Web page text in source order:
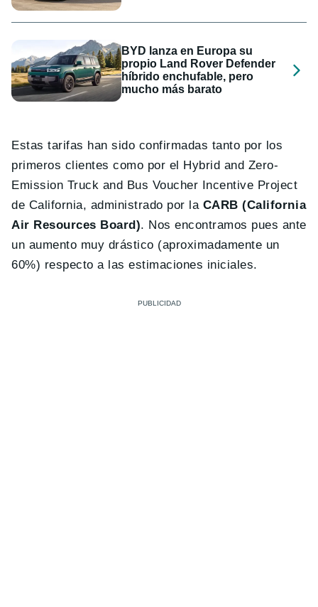
BYD lanza en Europa su
propio Land Rover Defender
híbrido enchufable, pero
mucho más barato
Estas tarifas han sido confirmadas tanto por los
primeros clientes como por el Hybrid and Zero-
Emission Truck and Bus Voucher Incentive Project
de California, administrado por la CARB (California
Air Resources Board). Nos encontramos pues ante
un aumento muy drástico (aproximadamente un
60%) respecto a las estimaciones iniciales.